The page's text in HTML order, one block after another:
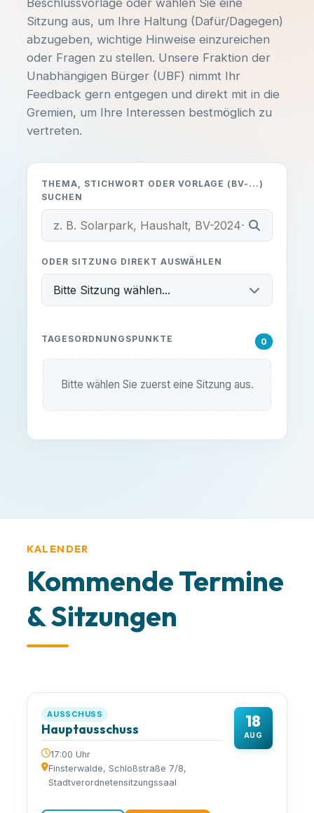
Sitzung aus, um Ihre Haltung (Dafür/Dagegen)
abzugeben, wichtige Hinweise einzureichen
oder Fragen zu stellen. Unsere Fraktion der
Unabhängigen Bürger (UBF) nimmt Ihr
Feedback gern entgegen und direkt mit in die
Gremien, um Ihre Interessen bestmöglich zu
vertreten.
THEMA, STICHWORT ODER VORLAGE (BV-...)
SUCHEN
ODER SITZUNG DIREKT AUSWÄHLEN
Bitte Sitzung wählen...
TAGESORDNUNGSPUNKTE 0
Bitte wählen Sie zuerst eine Sitzung aus.
KALENDER
Kommende Termine
& Sitzungen
18
AUG
AUSSCHUSS
Hauptausschuss
17:00 Uhr
Finsterwalde, Schloßstraße 7/8,
Stadtverordnetensitzungssaal
ORT
-
Beschreibung:
-
Unterlagen einsehen
Hast du Ideen oder Anliegen?
Egal ob du dich aktiv einbringen
möchtest, Fragen zu unseren
Themen hast oder einfach nur ein
lokales Problem melden willst –
melde dich unkompliziert bei uns!